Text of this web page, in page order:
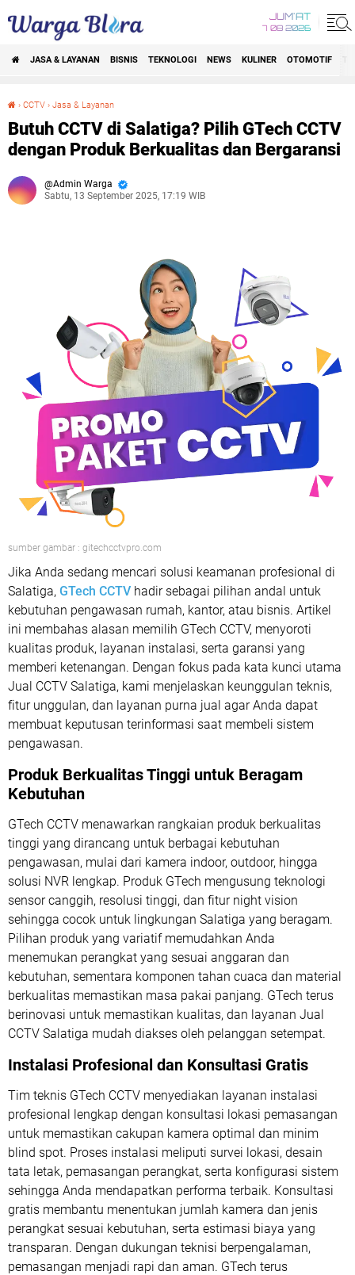
JUM'AT
7 08 2026
JASA & LAYANAN BISNIS TEKNOLOGI NEWS KULINER OTOMOTIF
› CCTV › Jasa & Layanan
Butuh CCTV di Salatiga? Pilih GTech CCTV
dengan Produk Berkualitas dan Bergaransi
Admin Warga
Sabtu, 13 September 2025, 17:19 WIB
sumber gambar : gitechcctvpro.com
Jika Anda sedang mencari solusi keamanan profesional di
Salatiga, GTech CCTV hadir sebagai pilihan andal untuk
kebutuhan pengawasan rumah, kantor, atau bisnis. Artikel
ini membahas alasan memilih GTech CCTV, menyoroti
kualitas produk, layanan instalasi, serta garansi yang
memberi ketenangan. Dengan fokus pada kata kunci utama
Jual CCTV Salatiga, kami menjelaskan keunggulan teknis,
fitur unggulan, dan layanan purna jual agar Anda dapat
membuat keputusan terinformasi saat membeli sistem
pengawasan.
Produk Berkualitas Tinggi untuk Beragam
Kebutuhan
GTech CCTV menawarkan rangkaian produk berkualitas
tinggi yang dirancang untuk berbagai kebutuhan
pengawasan, mulai dari kamera indoor, outdoor, hingga
solusi NVR lengkap. Produk GTech mengusung teknologi
sensor canggih, resolusi tinggi, dan fitur night vision
sehingga cocok untuk lingkungan Salatiga yang beragam.
Pilihan produk yang variatif memudahkan Anda
menemukan perangkat yang sesuai anggaran dan
kebutuhan, sementara komponen tahan cuaca dan material
berkualitas memastikan masa pakai panjang. GTech terus
berinovasi untuk memastikan kualitas, dan layanan Jual
CCTV Salatiga mudah diakses oleh pelanggan setempat.
Instalasi Profesional dan Konsultasi Gratis
Tim teknis GTech CCTV menyediakan layanan instalasi
profesional lengkap dengan konsultasi lokasi pemasangan
untuk memastikan cakupan kamera optimal dan minim
blind spot. Proses instalasi meliputi survei lokasi, desain
tata letak, pemasangan perangkat, serta konfigurasi sistem
sehingga Anda mendapatkan performa terbaik. Konsultasi
gratis membantu menentukan jumlah kamera dan jenis
perangkat sesuai kebutuhan, serta estimasi biaya yang
transparan. Dengan dukungan teknisi berpengalaman,
pemasangan menjadi rapi dan aman. GTech terus